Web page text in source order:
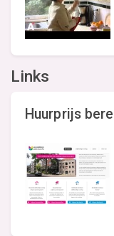
Links
Huurprijs